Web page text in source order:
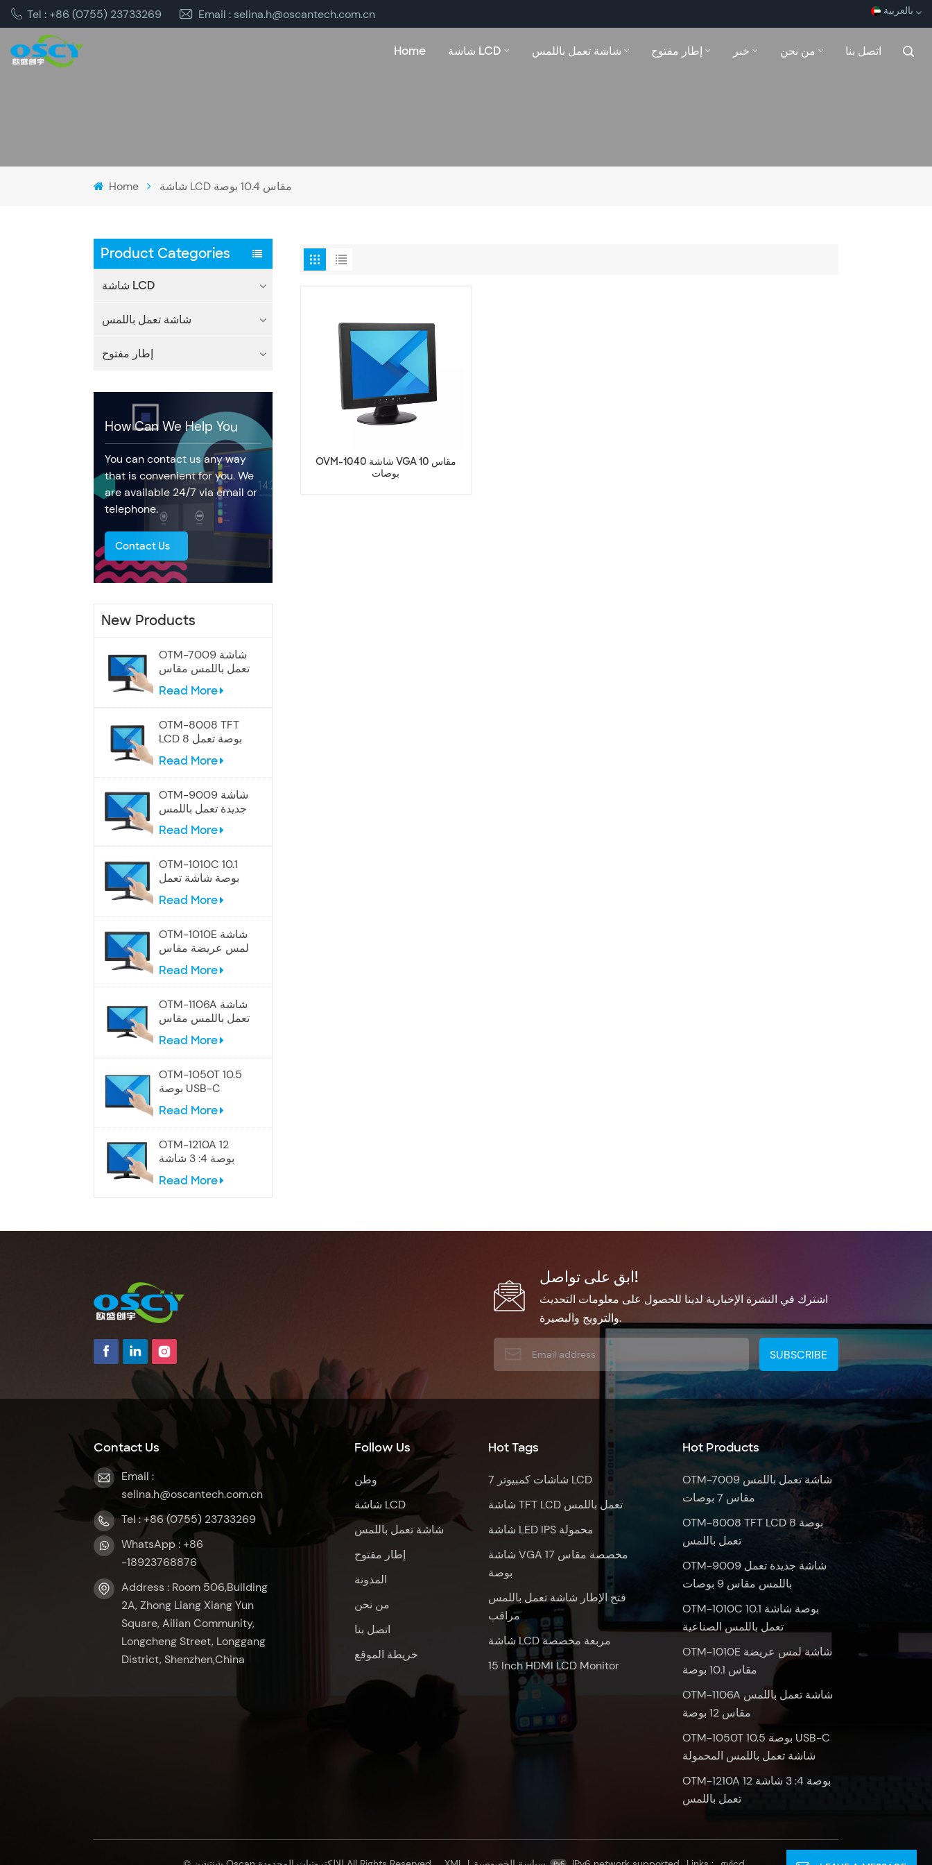
Tel : +86 (0755) 23733269 Email : selina.h@oscantech.com.cn بالعربية
بالعربية
Home شاشة LCD شاشة تعمل باللمس إطار مفتوح خبر من نحن اتصل بنا
Home شاشة LCD مقاس 10.4 بوصة
Product Categories
شاشة LCD
شاشة تعمل باللمس
إطار مفتوح
How Can We Help You
You can contact us any way
that is convenient for you. We
are available 24/7 via email or
telephone.
Contact Us
New Products
OTM-7009 شاشة
تعمل باللمس مقاس
Read More
OTM-8008 TFT
LCD 8 بوصة تعمل
باللمس
Read More
OTM-9009 شاشة
جديدة تعمل باللمس
Read More
OTM-1010C 10.1
بوصة شاشة تعمل
باللمس الصناعية
Read More
OTM-1010E شاشة
لمس عريضة مقاس
10.1 بوصة
Read More
OTM-1106A شاشة
تعمل باللمس مقاس
12 بوصة
Read More
OTM-1050T 10.5
بوصة USB-C
شاشة تعمل باللمس
المحمولة
Read More
OTM-1210A 12
بوصة 4: 3 شاشة
تعمل باللمس
Read More
OVM-1040 شاشة VGA مقاس 10
بوصات
ابق على تواصل!
اشترك في النشرة الإخبارية لدينا للحصول على معلومات التحديث
والترويج والبصيرة.
Contact Us
Email :
selina.h@oscantech.com.cn
Tel : +86 (0755) 23733269
WhatsApp : +86
-18923768876
Address : Room 506,Building
2A, Zhong Liang Xiang Yun
Square, Ailian Community,
Longcheng Street, Longgang
District, Shenzhen,China
Follow Us
وطن
شاشة LCD
شاشة تعمل باللمس
إطار مفتوح
المدونة
من نحن
اتصل بنا
خريطة الموقع
Hot Tags
7 شاشات كمبيوتر LCD
شاشة TFT LCD تعمل باللمس
شاشة LED IPS محمولة
شاشة VGA مخصصة مقاس 17
بوصة
فتح الإطار شاشة تعمل باللمس
مراقب
شاشة LCD مربعة مخصصة
15 Inch HDMI LCD Monitor
Hot Products
OTM-7009 شاشة تعمل باللمس
مقاس 7 بوصات
OTM-8008 TFT LCD 8 بوصة
تعمل باللمس
OTM-9009 شاشة جديدة تعمل
باللمس مقاس 9 بوصات
OTM-1010C 10.1 بوصة شاشة
تعمل باللمس الصناعية
OTM-1010E شاشة لمس عريضة
مقاس 10.1 بوصة
OTM-1106A شاشة تعمل باللمس
مقاس 12 بوصة
OTM-1050T 10.5 بوصة USB-C
شاشة تعمل باللمس المحمولة
OTM-1210A 12 بوصة 4: 3 شاشة
تعمل باللمس